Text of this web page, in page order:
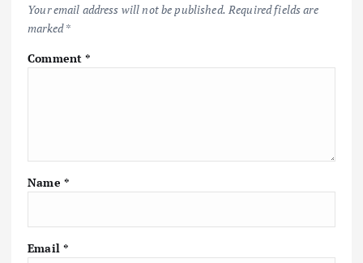
Your email address will not be published. Required fields are
marked*
Comment*
Name *
Email *